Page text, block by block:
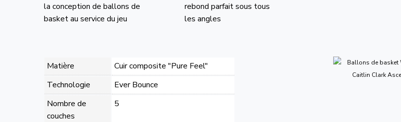
la conception de ballons de
basket au service du jeu
rebond parfait sous tous
les angles
Matière
Cuir composite "Pure Feel"
Technologie
Ever Bounce
Nombre de
couches
5